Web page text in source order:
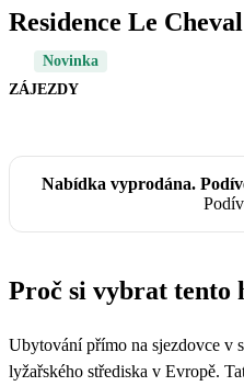
Residence Le
Novinka
ZÁJEZDY
Nabídka vyprodána.
Proč si vybrat tento
Ubytování přímo na sjezdovce v
lyžařského střediska v Evropě.